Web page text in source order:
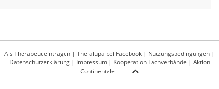
Als Therapeut eintragen | Theralupa bei Facebook | Nutzungsbedingungen |
Datenschutzerklärung| Impressum| Kooperation Fachverbände | Aktion
Continentale